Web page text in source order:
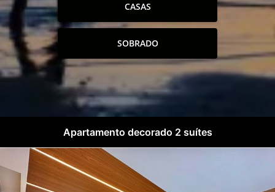
CASAS
SOBRADO
Apartamento decorado 2 suítes